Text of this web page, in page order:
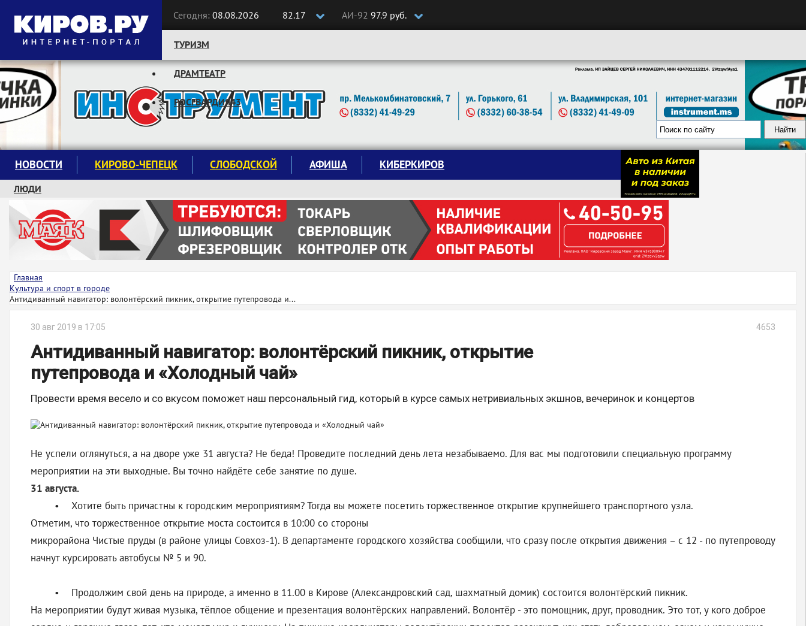
Сегодня: 08.08.2026 82.17 АИ-92 97.9 руб.
Следите за новостями:
ТУРИЗМ
ДРАМТЕАТР
РОСГВАРДИЯ43
НОВОСТИ КИРОВО-ЧЕПЕЦК СЛОБОДСКОЙ АФИША КИБЕРКИРОВ
ЛЮДИ
КРУЖКИ И СЕКЦИИ
ЗАВОДУ "МАЯК" 85 ЛЕТ
ЭКОЛОГИЯ
Главная
Культура и спорт в городе
Антидиванный навигатор: волонтёрский пикник, открытие путепровода и...
30 авг 2019 в 17:05 4653
Антидиванный навигатор: волонтёрский пикник, открытие
путепровода и «Холодный чай»
Провести время весело и со вкусом поможет наш персональный гид, который в курсе самых нетривиальных экшнов, вечеринок и концертов
Не успели оглянуться, а на дворе уже 31 августа? Не беда! Проведите последний день лета незабываемо. Для вас мы подготовили специальную программу
мероприятии на эти выходные. Вы точно найдёте себе занятие по душе.
31 августа.
• Хотите быть причастны к городским мероприятиям? Тогда вы можете посетить торжественное открытие крупнейшего транспортного узла.
Отметим, что торжественное открытие моста состоится в 10:00 со стороны
микрорайона Чистые пруды (в районе улицы Совхоз-1). В департаменте городского хозяйства сообщили, что сразу после открытия движения – с 12 - по путепроводу
начнут курсировать автобусы № 5 и 90.
• Продолжим свой день на природе, а именно в 11.00 в Кирове (Александровский сад, шахматный домик) состоится волонтёрский пикник.
На мероприятии будут живая музыка, тёплое общение и презентация волонтёрских направлений. Волонтёр - это помощник, друг, проводник. Это тот, у кого доброе